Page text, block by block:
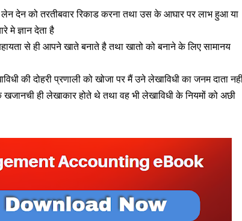
लेन देन को तरतीबवार रिकाड करना तथा उस के आघार पर लाभ हुआ या
मे ज्ञान देता है
से ही आपने खाते बनाते है तथा खातो को बनाने के लिए सामानय
की दोहरी प्रणाली को खोजा पर मैं उने लेखाविधी का जनम दाता
ही लेखाकार होते थे तथा वह भी लेखाविधी के नियमों को अछी